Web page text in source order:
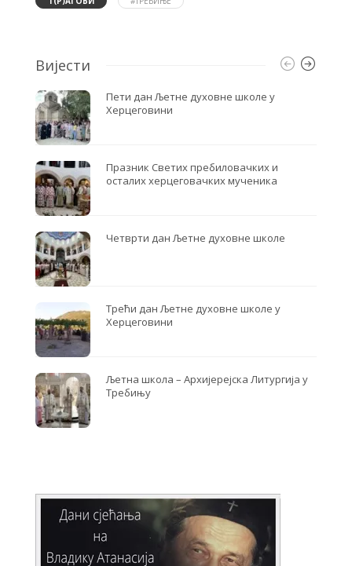
Вијести
Пети дан Љетне духовне школе у
Херцеговини
Празник Светих пребиловачких и
осталих херцеговачких мученика
Четврти дан Љетне духовне школе
Трећи дан Љетне духовне школе у
Херцеговини
Љетна школа – Архијерејска Литургија у
Требињу